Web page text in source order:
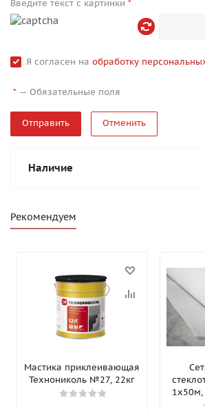
Введите текст с картинки *
Я согласен на обработку
* — Обязательные поля
Отменить
Наличие
Рекомендуем
Мастика приклеивающая
Технониколь №27, 22кг